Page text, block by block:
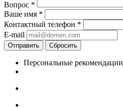
Вопрос *
Ваше имя *
Контактный телефон *
E-mail
Отправить Сбросить
Персональные рекомендации